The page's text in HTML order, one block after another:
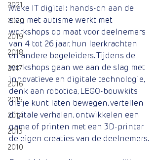
2021
2020
2019
2018
2017
2016
2015
2014
2013
2010
Make IT digital: hands-on aan de
slag met autisme werkt met
workshops op maat voor deelnemers
van 4 tot 26 jaar, hun leerkrachten
en andere begeleiders. Tijdens de
workshops gaan we aan de slag met
innovatieve en digitale technologie,
denk aan robotica, LEGO-bouwkits
die je kunt laten bewegen, vertellen
digitale verhalen, ontwikkelen een
game of printen met een 3D-printer
de eigen creaties van de deelnemers.